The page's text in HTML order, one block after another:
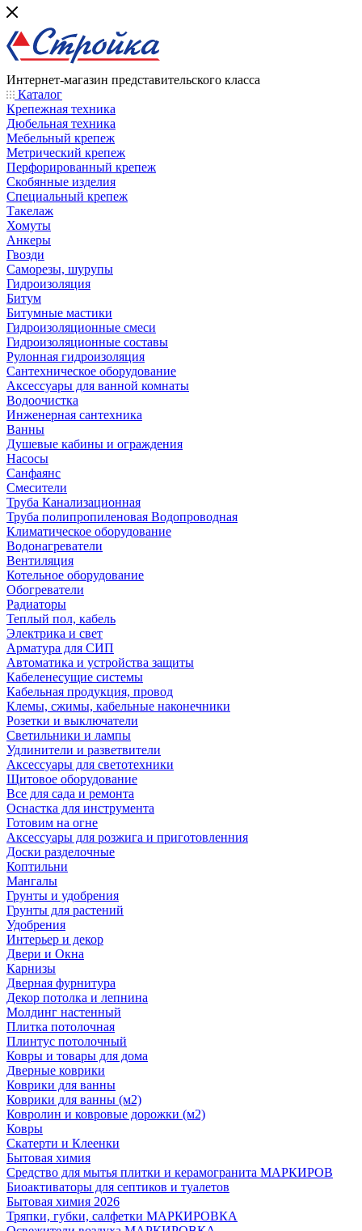
Интернет-магазин представительского класса
Каталог
Крепежная техника
Дюбельная техника
Мебельный крепеж
Метрический крепеж
Перфорированный крепеж
Скобянные изделия
Специальный крепеж
Такелаж
Хомуты
Анкеры
Гвозди
Саморезы, шурупы
Гидроизоляция
Битум
Битумные мастики
Гидроизоляционные смеси
Гидроизоляционные составы
Рулонная гидроизоляция
Сантехническое оборудование
Аксессуары для ванной комнаты
Водоочистка
Инженерная сантехника
Ванны
Душевые кабины и ограждения
Насосы
Санфаянс
Смесители
Труба Канализационная
Труба полипропиленовая Водопроводная
Климатическое оборудование
Водонагреватели
Вентиляция
Котельное оборудование
Обогреватели
Радиаторы
Теплый пол, кабель
Электрика и свет
Арматура для СИП
Автоматика и устройства защиты
Кабеленесущие системы
Кабельная продукция, провод
Клемы, сжимы, кабельные наконечники
Розетки и выключатели
Светильники и лампы
Удлинители и разветвители
Аксессуары для светотехники
Щитовое оборудование
Все для сада и ремонта
Оснастка для инструмента
Готовим на огне
Аксессуары для розжига и приготовленния
Доски разделочные
Коптильни
Мангалы
Грунты и удобрения
Грунты для растений
Удобрения
Интерьер и декор
Двери и Окна
Карнизы
Дверная фурнитура
Декор потолка и лепнина
Молдинг настенный
Плитка потолочная
Плинтус потолочный
Ковры и товары для дома
Дверные коврики
Коврики для ванны
Коврики для ванны (м2)
Ковролин и ковровые дорожки (м2)
Ковры
Скатерти и Клеенки
Бытовая химия
Средство для мытья плитки и керамогранита МАРКИРОВ
Биоактиваторы для септиков и туалетов
Бытовая химия 2026
Тряпки, губки, салфетки МАРКИРОВКА